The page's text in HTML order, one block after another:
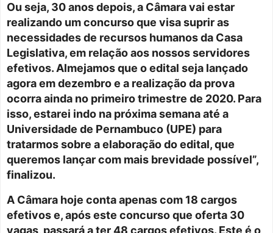
Ou seja, 30 anos depois, a Câmara vai estar
realizando um concurso que visa suprir as
necessidades de recursos humanos da Casa
Legislativa, em relação aos nossos servidores
efetivos. Almejamos que o edital seja lançado
agora em dezembro e a realização da prova
ocorra ainda no primeiro trimestre de 2020. Para
isso, estarei indo na próxima semana até a
Universidade de Pernambuco (UPE) para
tratarmos sobre a elaboração do edital, que
queremos lançar com mais brevidade possível”,
finalizou.
A Câmara hoje conta apenas com 18 cargos
efetivos e, após este concurso que oferta 30
vagas, passará a ter 48 cargos efetivos. Este é o